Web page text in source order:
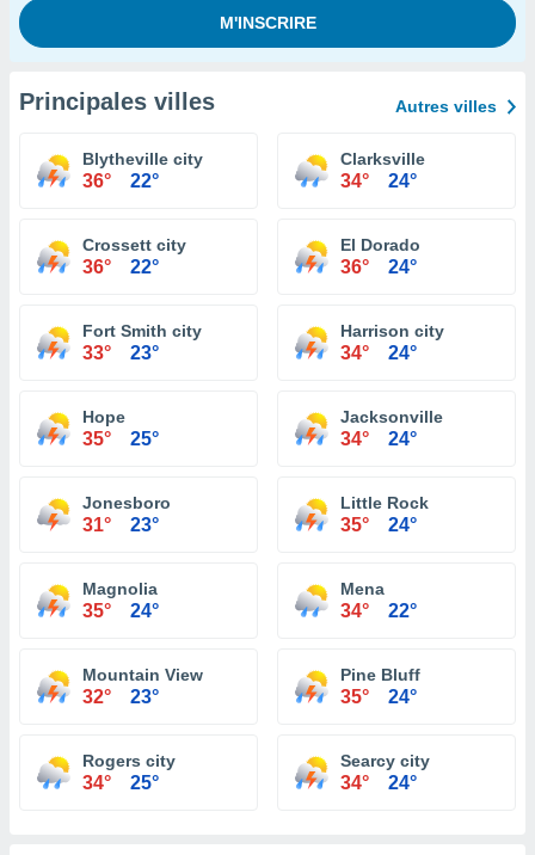
Principales villes Autres villes
Blytheville city
36° 22°
Clarksville
34° 24°
Crossett city
36° 22°
El Dorado
36° 24°
Fort Smith city
33° 23°
Harrison city
34° 24°
Hope
35° 25°
Jacksonville
34° 24°
Jonesboro
31° 23°
Little Rock
35° 24°
Magnolia
35° 24°
Mena
34° 22°
Mountain View
32° 23°
Pine Bluff
35° 24°
Rogers city
34° 25°
Searcy city
34° 24°